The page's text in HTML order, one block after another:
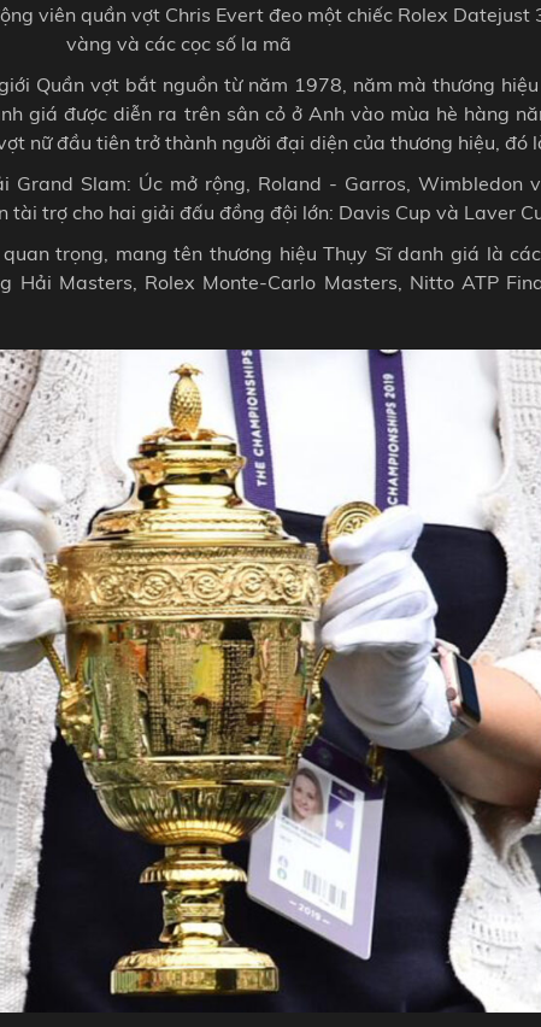
viên quần vợt Chris Evert đeo một chiếc Rolex Datejust
vàng và các cọc số la mã
Quần vợt bắt nguồn từ năm 1978, năm mà thương
giá được diễn ra trên sân cỏ ở Anh vào mùa hè hàng
nữ đầu tiên trở thành người đại diện của thương hiệu, đó
Slam: Úc mở rộng, Roland - Garros, Wimbledon
tài trợ cho hai giải đấu đồng đội lớn: Davis Cup và Laver
trọng, mang tên thương hiệu Thụy Sĩ danh giá là
Hải Masters, Rolex Monte-Carlo Masters, Nitto ATP